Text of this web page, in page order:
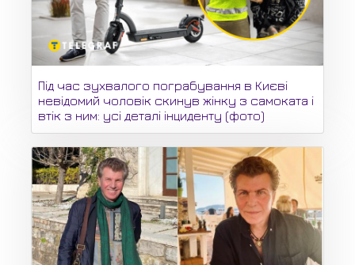
Під час зухвалого пограбування в Києві
невідомий чоловік скинув жінку з самоката і
втік з ним: усі деталі інциденту (фото)